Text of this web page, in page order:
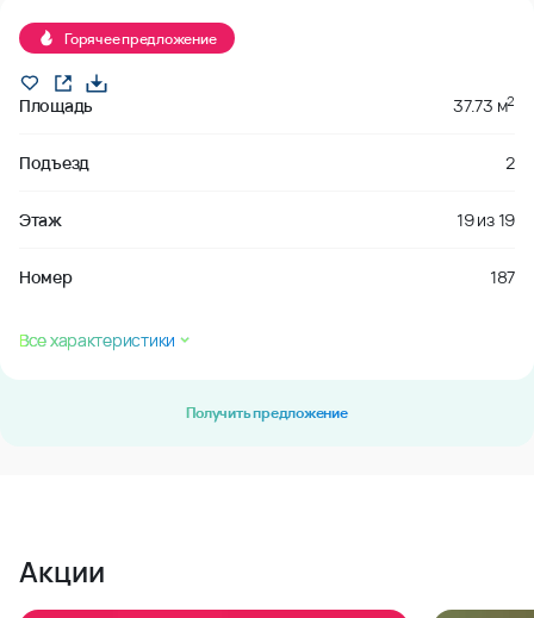
Горячее предложение
Площадь 37.73 м2
Подъезд 2
Этаж 19из19
Номер 187
Все характеристики
Получить предложение
Акции